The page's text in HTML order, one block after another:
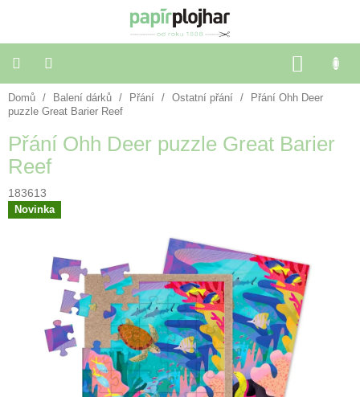
KOŠÍK
Balení
dárků
Dekorace
a
doplňky
Škola
Festivalové
Domů / Balení dárků / Přání / Ostatní přání /
Přání Ohh Deer
puzzle Great Barier Reef
Přání Ohh Deer puzzle Great Barier
Reef
183613
Novinka